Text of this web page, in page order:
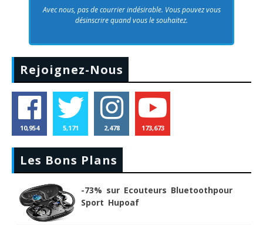
Avec nous, pas de courrier indésirable. Vous pouvez vous
désinscrire quand vous le souhaitez.
Rejoignez-Nous
10,954 5,171 2,478 173,673
Les Bons Plans
-73% sur Ecouteurs Bluetoothpour
Sport Hupoaf